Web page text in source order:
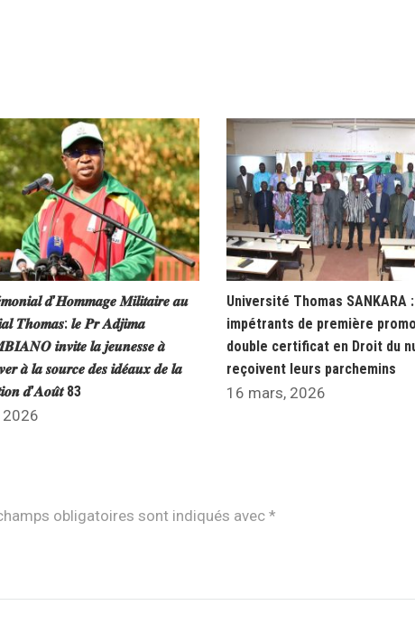
𝒅’𝑯𝒐𝒎𝒎𝒂𝒈𝒆 𝑴𝒊𝒍𝒊𝒕𝒂𝒊𝒓𝒆 𝒂𝒖
𝑻𝒉𝒐𝒎𝒂𝒔: 𝒍𝒆 𝑷𝒓 𝑨𝒅𝒋𝒊𝒎𝒂
𝒊𝒏𝒗𝒊𝒕𝒆 𝒍𝒂 𝒋𝒆𝒖𝒏𝒆𝒔𝒔𝒆 𝒂̀
𝒂̀ 𝒍𝒂 𝒔𝒐𝒖𝒓𝒄𝒆 𝒅𝒆𝒔 𝒊𝒅𝒆́𝒂𝒖𝒙 𝒅𝒆 𝒍𝒂
𝒅’𝑨𝒐𝒖̂𝒕 83
2026
Université Thomas SANKARA
impétrants de première
double certificat en Droit du
reçoivent leurs parchemins
16 mars, 2026
obligatoires sont indiqués avec *